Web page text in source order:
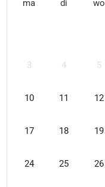
ma di wo
3 4 5
10 11 12
17 18 19
24 25 26